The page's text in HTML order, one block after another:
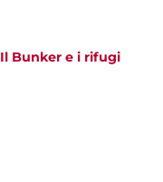
Il Bunker e i rifugi